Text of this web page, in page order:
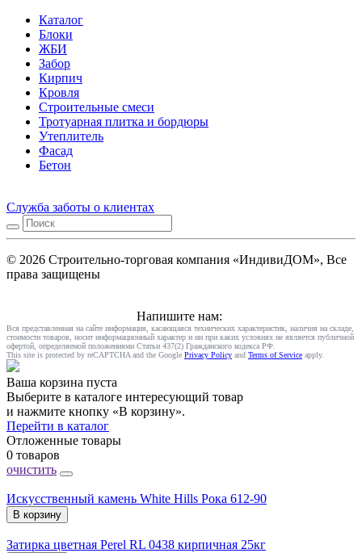
Каталог
Блоки
ЖБИ
Забор
Кирпич
Кровля
Строительные смеси
Тротуарная плитка и бордюры
Утеплитель
Фасад
Бетон
Служба заботы о клиентах
© 2026 Строительно-торговая компания «ИндивиДОМ», Все
права защищены
Напишите нам:
Вся представленная на сайте информация, касающаяся технических характеристик, наличия на складе,
стоимости товаров, носит информационный характер и ни при каких условиях не является публичной
офертой, определяемой положениями Статьи 437(2) Гражданского кодекса РФ.
This site is protected by reCAPTCHA and the Google Privacy Policy and Terms of Service apply.
Ваша корзина пуста
Выберите в каталоге интересующий товар
и нажмите кнопку «В корзину».
Перейти в каталог
Отложенные товары
0 товаров
очистить
Искусственный камень White Hills Рока 612-90
В корзину
Затирка цветная Perel RL 0438 кирпичная 25кг